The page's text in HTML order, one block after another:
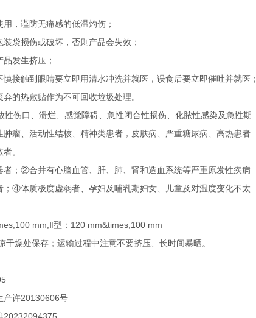
无痛感的低温灼伤；
或破坏，否则产品会失效；
生挤压；
睛要立即用清水冲洗并就医，误食后要立即催吐并就医；
贴作为不可回收垃圾处理。
伤口、溃烂、感觉障碍、急性闭合性损伤、化脓性感染及急性期
性结核、精神类患者，皮肤病、严重糖尿病、高热患者
。
者；②合并有心脑血管、肝、肺、肾和造血系统等严重原发性疾病
度虚弱者、孕妇及哺乳期妇女、儿童及对温度变化不太
mm;Ⅱ型：120 mm&times;100 mm
干燥处保存；运输过程中注意不要挤压、长时间暴晒。
产许20130606号